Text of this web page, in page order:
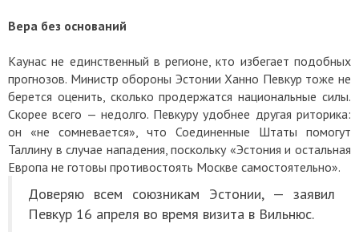
Вера без оснований
Каунас не единственный в регионе, кто избегает подобных
прогнозов. Министр обороны Эстонии Ханно Певкур тоже не
берется оценить, сколько продержатся национальные силы.
Скорее всего — недолго. Певкуру удобнее другая риторика:
он «не сомневается», что Соединенные Штаты помогут
Таллину в случае нападения, поскольку «Эстония и остальная
Европа не готовы противостоять Москве самостоятельно».
Доверяю всем союзникам Эстонии, — заявил
Певкур 16 апреля во время визита в Вильнюс.